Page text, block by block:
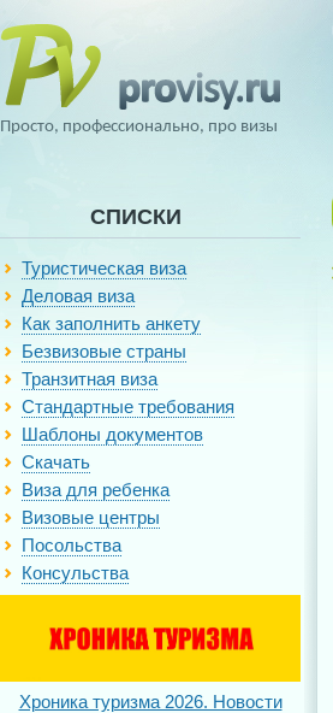
Просто, профессионально, про визы
СПИСКИ
Туристическая виза
Деловая виза
Как заполнить анкету
Безвизовые страны
Транзитная виза
Стандартные требования
Шаблоны документов
Скачать
Виза для ребенка
Визовые центры
Посольства
Консульства
Хроника туризма 2026. Новости